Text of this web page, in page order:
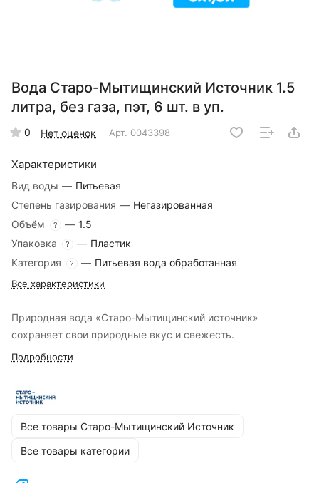
Вода Старо-Мытищинский Источник 1.5
литра, без газа, пэт, 6 шт. в уп.
0 Нет оценок Арт. 0043398
Характеристики
Вид воды — Питьевая
Степень газирования — Негазированная
Объём
? — 1.5
Упаковка
? — Пластик
Категория
? — Питьевая вода обработанная
Все характеристики
Природная вода «Старо-Мытищинский источник»
сохраняет свои природные вкус и свежесть.
Подробности
Все товары Старо-Мытищинский Источник
Все товары категории